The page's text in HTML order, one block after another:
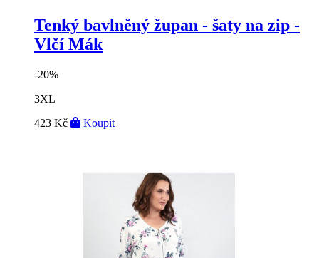
Tenký bavlněný župan - šaty na zip -
Vlčí Mák
-20%
3XL
423 Kč
Koupit